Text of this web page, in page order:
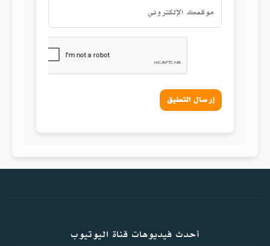
إرسال التعليق
أحدث فيديوهات قناة اليوتيوب